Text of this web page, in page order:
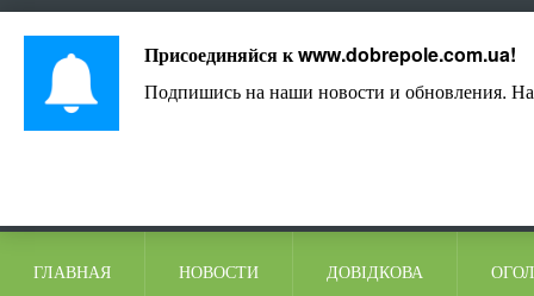
ГЛАВНАЯ НОВОСТИ ДОВІДКОВА
Присоединяйся кwww.dobrepole.com.ua!
Подпишись на наши новости и обновления.